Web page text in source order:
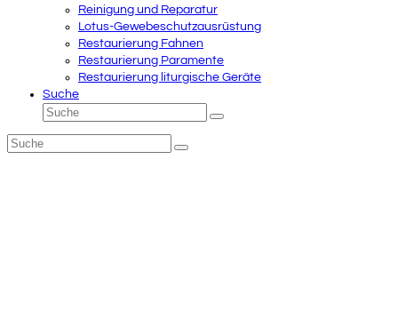
Reinigung und Reparatur
Lotus-Gewebeschutzausrüstung
Restaurierung Fahnen
Restaurierung Paramente
Restaurierung liturgische Geräte
Suche
Suche
Senden
Suche
Senden